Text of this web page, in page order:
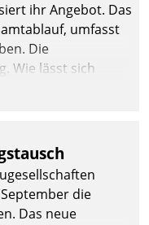
ihr Angebot. Das
umfasst
Die
Wie lässt sich
zugleich Freiraum
die
Das neue